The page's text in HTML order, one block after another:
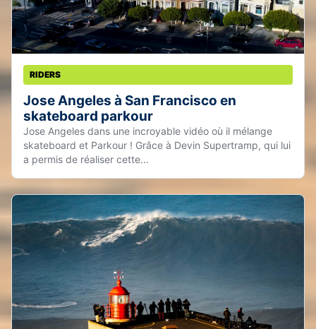
RIDERS
Jose Angeles à San Francisco en
skateboard parkour
Jose Angeles dans une incroyable vidéo où il mélange
skateboard et Parkour ! Grâce à Devin Supertramp, qui lui
a permis de réaliser cette...